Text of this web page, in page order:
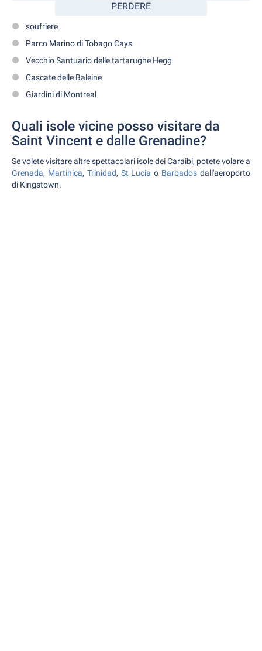
PERDERE
soufriere
Parco Marino di Tobago Cays
Vecchio Santuario delle tartarughe Hegg
Cascate delle Baleine
Giardini di Montreal
Quali isole vicine posso visitare da
Saint Vincent e dalle Grenadine?
Se volete visitare altre spettacolari isole dei Caraibi, potete volare a
Grenada, Martinica, Trinidad, St Lucia o Barbados dall'aeroporto
di Kingstown.